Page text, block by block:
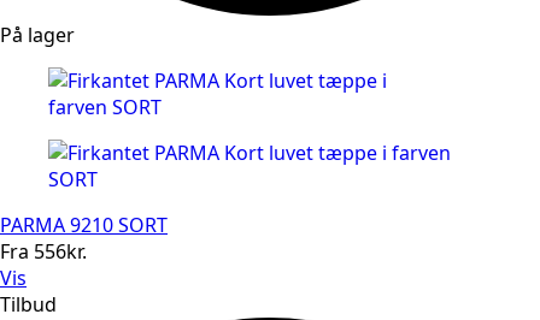
På lager
PARMA 9210 SORT
Fra 556kr.
Vis
Tilbud